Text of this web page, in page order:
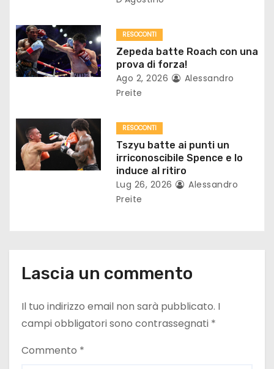
r
t
i
o
l
i
RESOCONTI
Zepeda batte Roach con una
prova di forza!
Ago 2, 2026
Alessandro
Preite
RESOCONTI
Tszyu batte ai punti un
irriconoscibile Spence e lo
induce al ritiro
Lug 26, 2026
Alessandro
Preite
Lascia un commento
Il tuo indirizzo email non sarà pubblicato. I
campi obbligatori sono contrassegnati *
Commento *